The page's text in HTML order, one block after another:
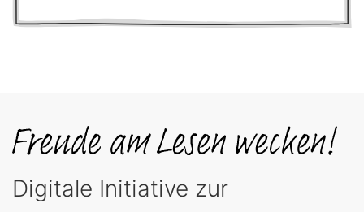
Digitale Initiative zur